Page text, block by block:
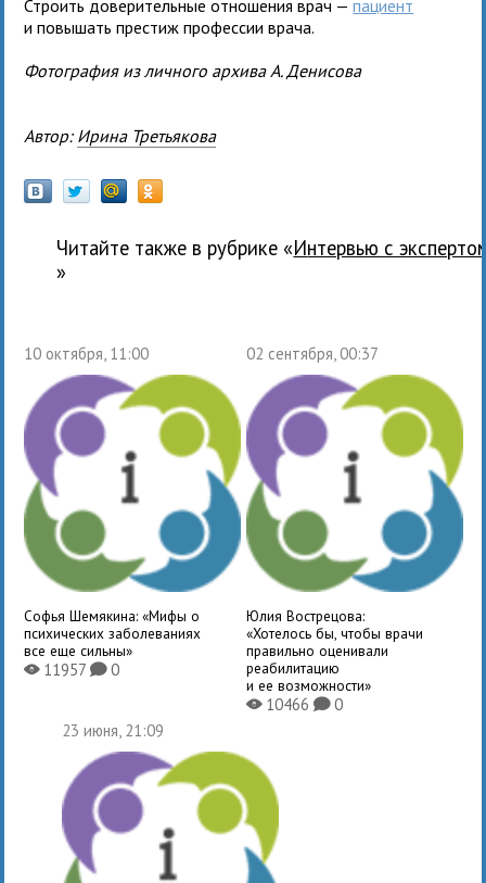
Строить доверительные отношения врач —пациент
и повышать престиж профессии врача.
Фотография из личного архива А. Денисова
Автор: Ирина Третьякова
Читайте также в рубрике «
Интервью с
»
10 октября, 11:00
Софья Шемякина: «Мифы о
психических заболеваниях
все еще сильны»
X11957K0
02 сентября, 00:37
Юлия Вострецова:
«Хотелось бы, чтобы врачи
правильно оценивали
реабилитацию
и ее возможности»
X10466 K0
23 июня, 21:09